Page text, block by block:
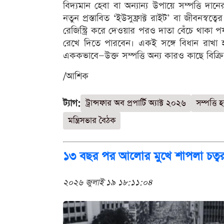
বিদ্যমান হেবা বা অন্যান্য উপায়ে সম্পত্তি
নতুন প্রস্তাবিত ‘ইউসুফ্রাক্ট রাইট’ বা
রেজিস্ট্রি করে দেওয়ার পরও দাতা বেঁচে থাকা
রেখে দিতে পারবেন। একই সঙ্গে বিধান
এককভাবে—উক্ত সম্পত্তি অন্য কারও কাছে বিক্রি
/আশিক
ট্যাগ: ট্রান্সফার অব প্রপার্টি অ্যাক্ট ২০২৬
সম্পত্তি
মন্ত্রিসভার বৈঠক
১৩ বছর পর আলোর মুখে শাপলা চত্বর
২০২৬ জুলাই ১৯ ১৮:১১:০৪